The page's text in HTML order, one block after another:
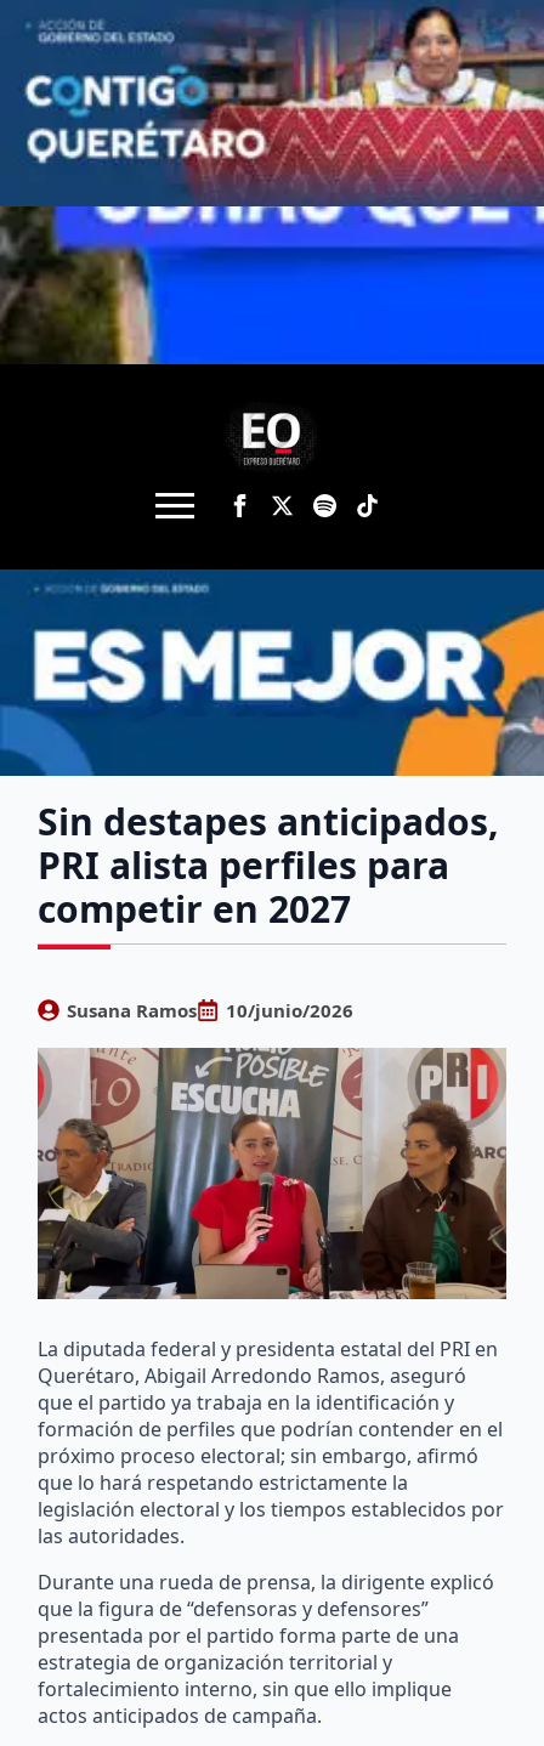
Sin destapes anticipados,
PRI alista perfiles para
competir en 2027
Susana Ramos 10/junio/2026
La diputada federal y presidenta estatal del PRI en
Querétaro, Abigail Arredondo Ramos, aseguró
que el partido ya trabaja en la identificación y
formación de perfiles que podrían contender en el
próximo proceso electoral; sin embargo, afirmó
que lo hará respetando estrictamente la
legislación electoral y los tiempos establecidos por
las autoridades.
Durante una rueda de prensa, la dirigente explicó
que la figura de “defensoras y defensores”
presentada por el partido forma parte de una
estrategia de organización territorial y
fortalecimiento interno, sin que ello implique
actos anticipados de campaña.